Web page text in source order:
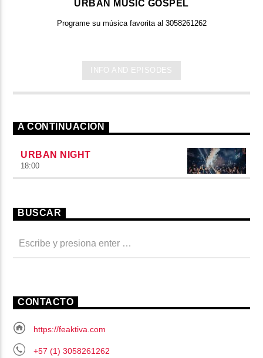
URBAN MUSIC GOSPEL
Programe su música favorita al 3058261262
INFO AND EPISODES
A CONTINUACIÓN
URBAN NIGHT
18:00
BUSCAR
CONTACTO
https://feaktiva.com
+57 (1) 3058261262